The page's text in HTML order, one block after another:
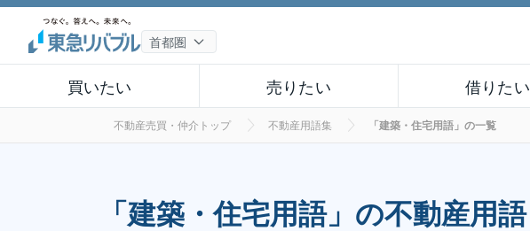
買いたい 売りたい 借りたい
不動産売買・仲介トップ 不動産用語集 「建築・住宅用語」の一覧
「建築・住宅用語」の不動産用語